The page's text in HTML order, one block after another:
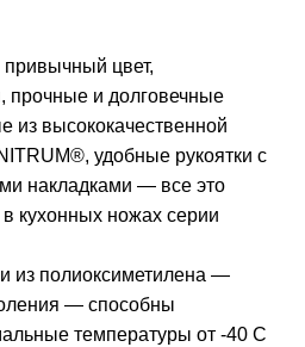
привычный цвет,
и долговечные
из высококачественной
удобные рукоятки с
накладками — все это
кухонных ножах серии
из полиоксиметилена —
— способны
температуры от -40 C